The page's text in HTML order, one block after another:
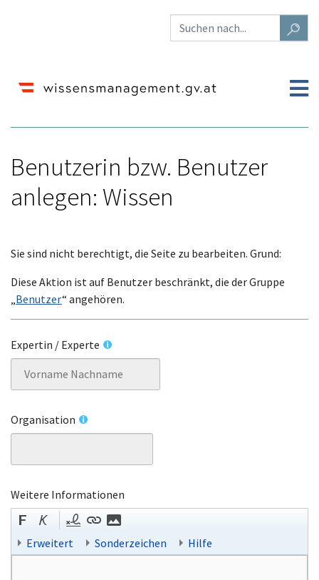
Benutzerin bzw. Benutzer
anlegen: Wissen
Wechseln zu:Navigation, Suche
Sie sind nicht berechtigt, die Seite zu bearbeiten. Grund:
Diese Aktion ist auf Benutzer beschränkt, die der Gruppe
Benutzer“ angehören.
Expertin / Experte
Organisation
Weitere Informationen
Erweitert Sonderzeichen Hilfe